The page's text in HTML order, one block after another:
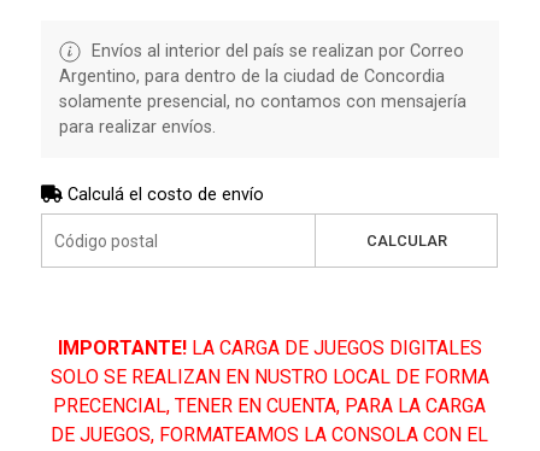
Envíos al interior del país se realizan por Correo
Argentino, para dentro de la ciudad de Concordia
solamente presencial, no contamos con mensajería
para realizar envíos.
Calculá el costo de envío
CALCULAR
IMPORTANTE! LA CARGA DE JUEGOS DIGITALES
SOLO SE REALIZAN EN NUSTRO LOCAL DE FORMA
PRECENCIAL, TENER EN CUENTA, PARA LA CARGA
DE JUEGOS, FORMATEAMOS LA CONSOLA CON EL